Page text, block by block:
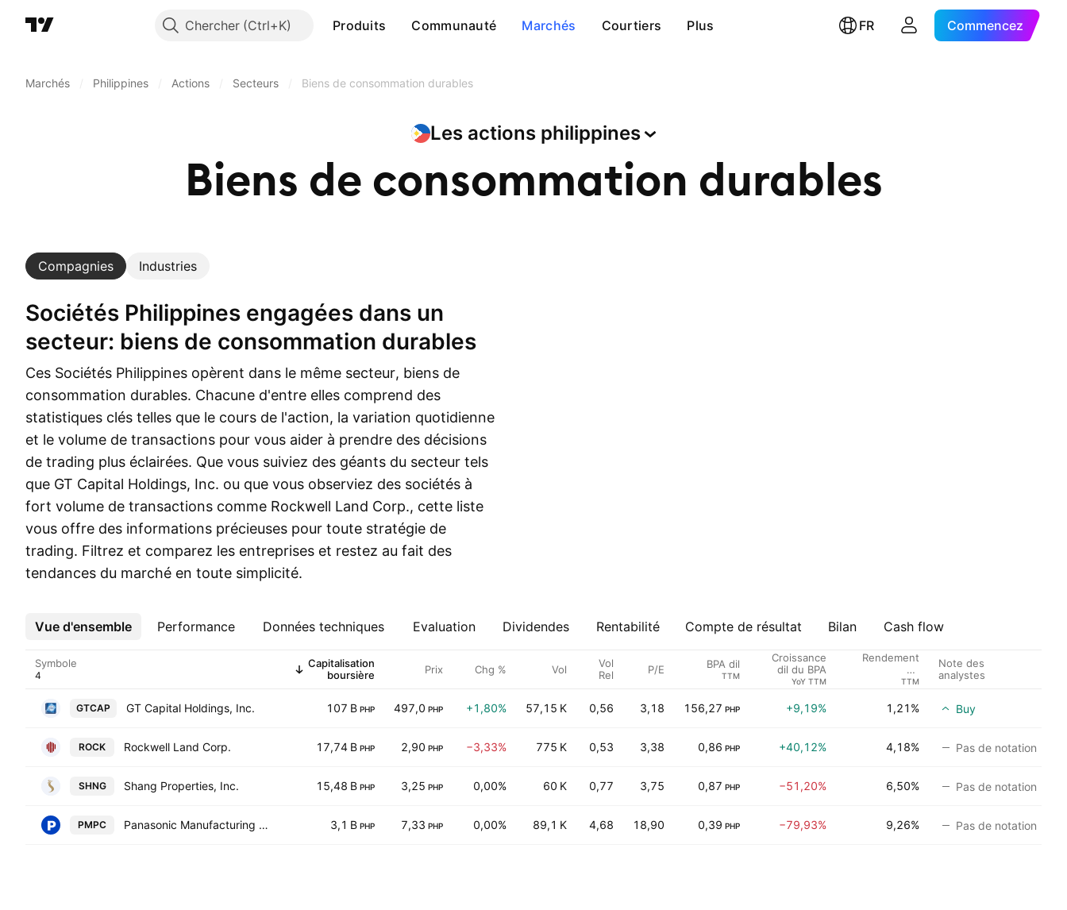
Chercher Produits Communauté Marchés Courtiers Plus FR Commencez
Marchés Philippines Actions Secteurs Biens de consommation durables
Les actions philippines
Biens de consommation durables
Compagnies Industries
Sociétés Philippines engagées dans un
secteur: biens de consommation durables
Ces Sociétés Philippines opèrent dans le même secteur, biens de
consommation durables. Chacune d'entre elles comprend des
statistiques clés telles que le cours de l'action, la variation quotidienne
et le volume de transactions pour vous aider à prendre des décisions
de trading plus éclairées. Que vous suiviez des géants du secteur tels
que GT Capital Holdings, Inc. ou que vous observiez des sociétés à
fort volume de transactions comme Rockwell Land Corp., cette liste
vous offre des informations précieuses pour toute stratégie de
trading. Filtrez et comparez les entreprises et restez au fait des
tendances du marché en toute simplicité.
Vue d'ensemble Performance Données techniques Evaluation Dividendes Rentabilité Compte de résultat Bilan Cash flow
Plus
Symbole
Capitalisation
boursière
Prix Chg % Vol
Vol
Rel
P/E BPA dil
TTM
Croissance
dil du BPA
YoY TTM
Rendement
du
Dividende %
TTM
Note des
analystes
GTCAP GT Capital Holdings, Inc. 107 B PHP 497,0 PHP +1,80% 57,15 K 0,56 3,18 156,27 PHP +9,19% 1,21% Buy
ROCK Rockwell Land Corp. 17,74 B PHP 2,90 PHP −3,33% 775 K 0,53 3,38 0,86 PHP +40,12% 4,18% Pas de notation
SHNG Shang Properties, Inc. 15,48 B PHP 3,25 PHP 0,00% 60 K 0,77 3,75 0,87 PHP −51,20% 6,50% Pas de notation
PMPC Panasonic Manufacturing Philippines Corporation 3,1 B PHP 7,33 PHP 0,00% 89,1 K 4,68 18,90 0,39 PHP −79,93% 9,26% Pas de notation